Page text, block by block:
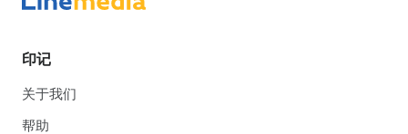
印记
关于我们
帮助